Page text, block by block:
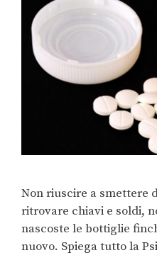
Non riuscire a smettere
ritrovare chiavi e soldi,
nascoste le bottiglie
nuovo. Spiega tutto la